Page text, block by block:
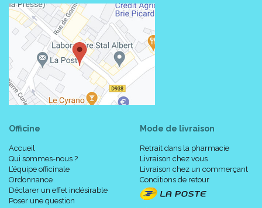
Officine
Accueil
Qui sommes-nous ?
L’équipe officinale
Ordonnance
Déclarer un effet indésirable
Poser une question
Mode de livraison
Retrait dans la pharmacie
Livraison chez vous
Livraison chez un commerçant
Conditions de retour